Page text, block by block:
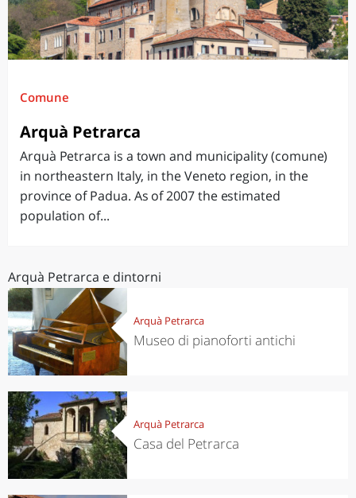
Comune
Arquà Petrarca
Arquà Petrarca is a town and municipality (comune)
in northeastern Italy, in the Veneto region, in the
province of Padua. As of 2007 the estimated
population of...
Arquà Petrarca e dintorni
Arquà Petrarca
Museo di pianoforti antichi
Arquà Petrarca
Casa del Petrarca